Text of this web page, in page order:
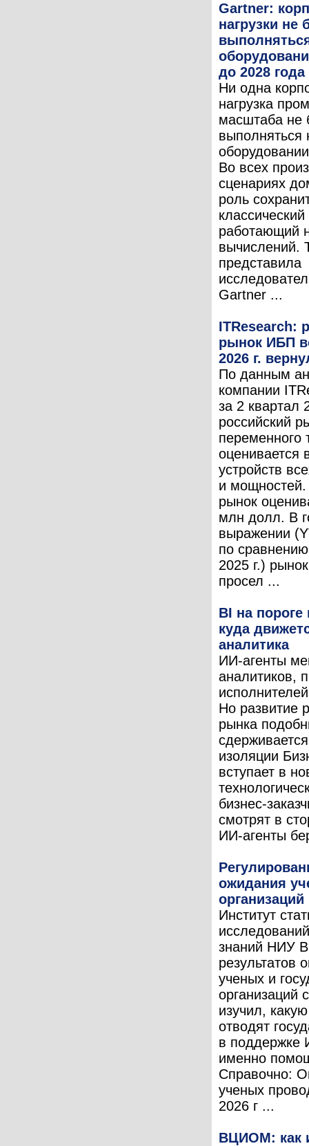
Gartner:
нагрузки не
до 2028 года
Ни одна
нагрузка
масштаба не
выполняться
Во всех
сценариях
роль
работающий
вычислений.
представила
Gartner ...
ITResearch:
рынок ИБП
2026 г.
По данным
компании
за 2 квартал
российский
переменного
оценивается
устройств
и мощностей.
рынок
млн долл. В
выражении
по
2025 г.)
просел ...
BI на
куда
аналитика
ИИ-агенты
аналитиков,
Но развитие
рынка
изоляции
вступает в
бизнес-
смотрят в
ИИ-агенты
ожидания
организаций
Институт
знаний НИУ
результатов
ученых и
организаций
изучил,
отводят
в поддержке
именно
Справочно:
ученых
2026 г ...
ВЦИОМ: как